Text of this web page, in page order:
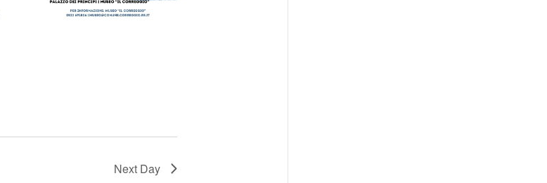
Next Day